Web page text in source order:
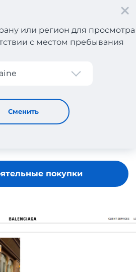
или регион для просмотра
с местом пребывания
Сменить
покупки